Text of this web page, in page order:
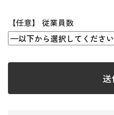
【任意】 従業員数